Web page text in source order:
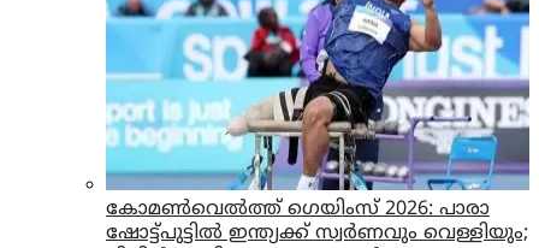
കോമൺവെൽത്ത് ഗെയിംസ് 2026: പാരാ
ഷോട്ട്പുട്ടില്‍ ഇന്ത്യക്ക് സ്വര്‍ണവും വെള്ളിയും;